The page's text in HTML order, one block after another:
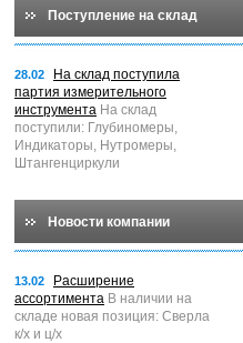
Поступление на склад
28.02
На склад поступила
партия измерительного
инструмента На склад
поступили: Глубиномеры,
Индикаторы, Нутромеры,
Штангенциркули
Новости компании
13.02
Расширение
ассортимента В наличии на
складе новая позиция: Сверла
к/х и ц/х